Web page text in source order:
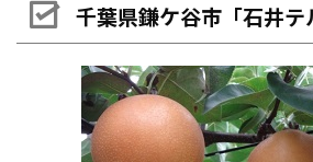
千葉県鎌ケ谷市「石井テ